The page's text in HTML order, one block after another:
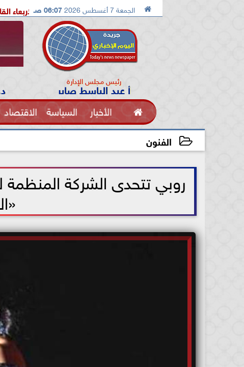
 الجمعة 7 أغسطس 2026 06:07 صـ ملك تستضيف معسكرًا مغلقًا للإسماعيلي الاربعاء القادم
رئيس مجلس الإدارة
أ عبد الباسط صابر
 الأخبار السياسة الاقتصاد
الفنون الفنون
روبي تتحدى الشركة المنظمة